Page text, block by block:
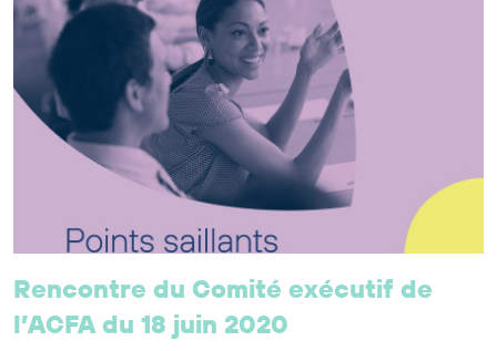
Rencontre du Comité exécutif de
l’ACFA du 18 juin 2020